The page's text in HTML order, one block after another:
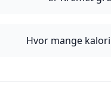
Hvor mange